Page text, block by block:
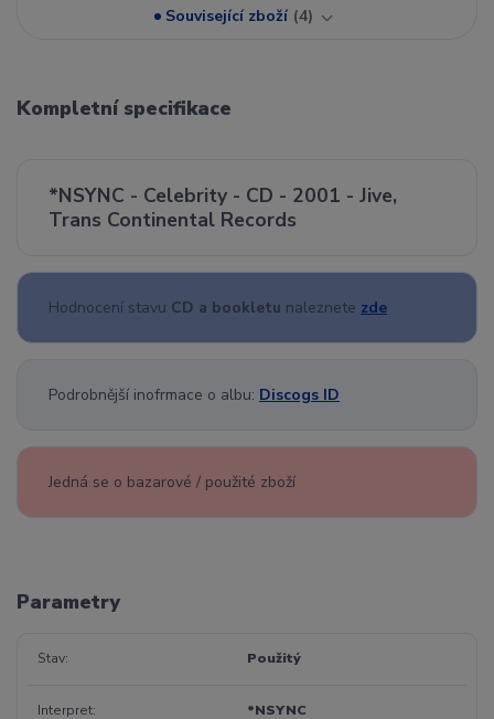
Související zboží 4
Kompletní specifikace
*NSYNC - Celebrity - CD - 2001 - Jive,
Trans Continental Records
Hodnocení stavu CD a bookletu naleznete zde
Podrobnější inofrmace o albu: Discogs ID
Jedná se o bazarové / použité zboží
Parametry
Stav Použitý
Interpret *NSYNC